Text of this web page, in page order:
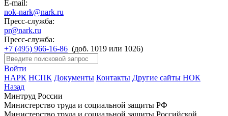
E-mail:
nok-nark@nark.ru
Пресс-служба:
pr@nark.ru
Пресс-служба:
+7 (495) 966-16-86 (доб. 1019 или 1026)
Войти
НАРК НСПК Документы Контакты Другие сайты НОК
Назад
Минтруд России
Министерство труда и социальной защиты РФ
Министерство труда и социальной защиты Российской